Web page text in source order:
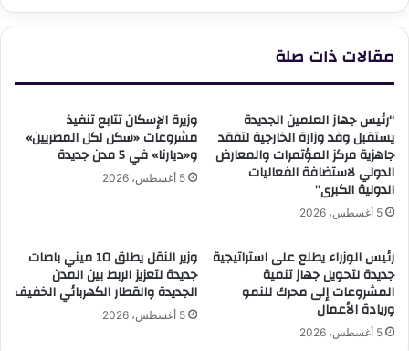
مقالات ذات صلة
“رئيس جهاز العلمين الجديدة
يستقبل وفد وزارة الخارجية لتفقد
جاهزية مركز المؤتمرات والمعارض
الدولي لاستضافة الفعاليات
الدولية الكبرى”
5 أغسطس، 2026
وزيرة الإسكان تتابع تنفيذ
مشروعات «سكن لكل المصريين»
و«ديارنا» في 5 مدن جديدة
5 أغسطس، 2026
رئيس الوزراء يطلع على استراتيجية
جديدة لتحويل جهاز تنمية
المشروعات إلى محرك للنمو
وريادة الأعمال
5 أغسطس، 2026
وزير النقل يطلق 10 ميني باصات
جديدة لتعزيز الربط بين المدن
الجديدة والقطار الكهربائي الخفيف
5 أغسطس، 2026